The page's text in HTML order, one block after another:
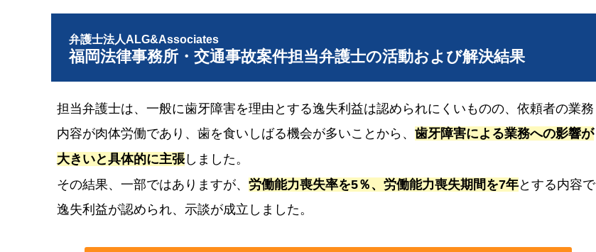
弁護士法人ALG&Associates
福岡法律事務所・交通事故案件担当弁護士の活動および解決結果
担当弁護士は、一般に歯牙障害を理由とする逸失利益は認められにくいものの、依頼者の業務
内容が肉体労働であり、歯を食いしばる機会が多いことから、 歯牙障害による業務への影響が
大きいと具体的に主張しました。
その結果、一部ではありますが、 労働能力喪失率を5％、労働能力喪失期間を7年とする内容で
逸失利益が認められ、示談が成立しました。